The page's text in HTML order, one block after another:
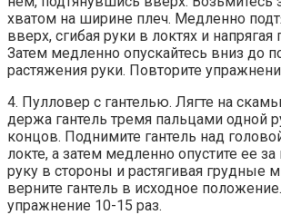
хватом на ширине плеч. Медленно
вверх, сгибая руки в локтях и
Затем медленно опускайтесь вниз до
растяжения руки. Повторите
4. Пулловер с гантелью. Лягте на
держа гантель тремя пальцами одной
концов. Поднимите гантель над
локте, а затем медленно опустите ее за
руку в стороны и растягивая
верните гантель в исходное
упражнение 10-15 раз.